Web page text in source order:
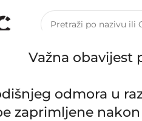
Važna obavijest
odmora u
zaprimljene
Za Tvrtke I Obrte – B2B
Click to enlarge